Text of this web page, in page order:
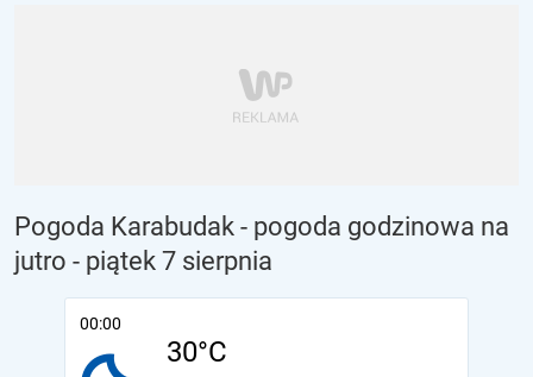
Pogoda Karabudak - pogoda godzinowa na
jutro - piątek 7 sierpnia
00:00
30°C